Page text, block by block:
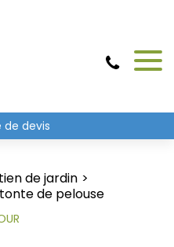
de devis
de jardin
de pelouse